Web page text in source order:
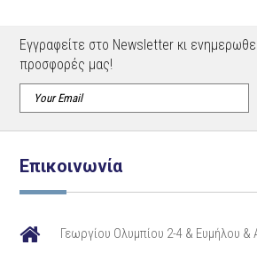
Εγγραφείτε στο Newsletter κι
προσφορές μας!
Επικοινωνία
Γεωργίου Ολυμπίου 2-4 & Ευμήλου